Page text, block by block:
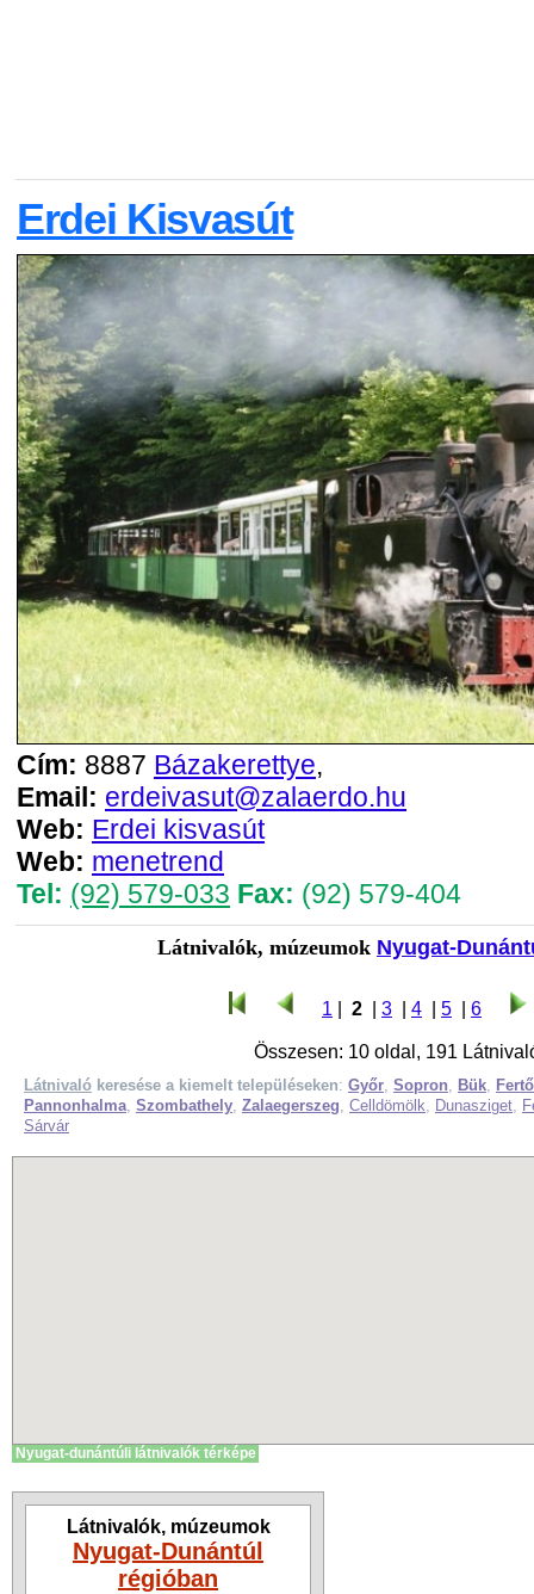
Erdei Kisvasút
Cím: 8887 Bázakerettye,
Email: erdeivasut@zalaerdo.hu
Web: Erdei kisvasút
Web: menetrend
Tel: (92) 579-033 Fax: (92) 579-404
Látnivalók, múzeumok Nyugat-
1 2 3 4 5 6
Összesen: 10 oldal, 191
Látnivaló keresése a kiemelt településeken: Győr, Sopron, Bük,
Pannonhalma, Szombathely, Zalaegerszeg, Celldömölk, Dunasziget,
Sárvár
Nyugat-dunántúli látnivalók térképe
Látnivalók, múzeumok
Nyugat-Dunántúl
régióban